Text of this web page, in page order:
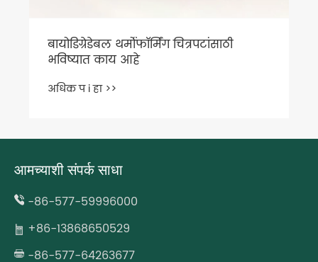
आमच्याशी संपर्क साधा
-86-577-59996000
+86-13868650529
-86-577-64263677